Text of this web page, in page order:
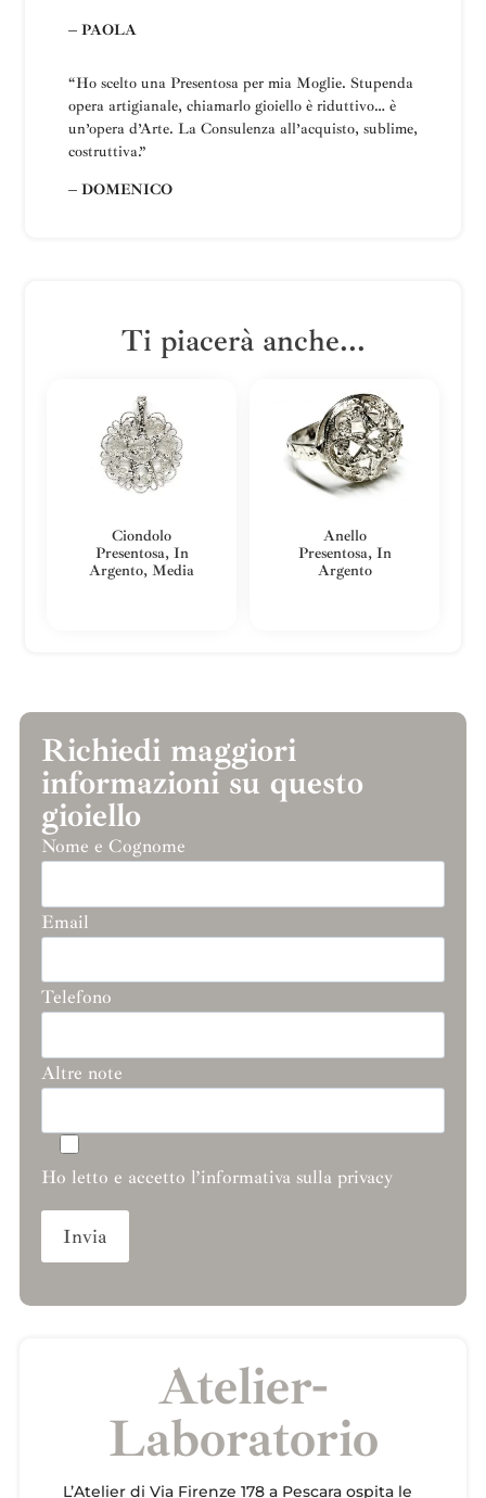
– PAOLA
“Ho scelto una Presentosa per mia Moglie. Stupenda
opera artigianale, chiamarlo gioiello è riduttivo… è
un’opera d’Arte. La Consulenza all’acquisto, sublime,
costruttiva.”
– DOMENICO
Ti piacerà anche...
Ciondolo
Presentosa, In
Argento, Media
Anello
Presentosa, In
Argento
Richiedi maggiori
informazioni su questo
gioiello
Nome e Cognome
Email
Telefono
Altre note
Ho letto e accetto l’informativa sulla privacy
Atelier-
Laboratorio
L’Atelier di Via Firenze 178 a Pescara ospita le